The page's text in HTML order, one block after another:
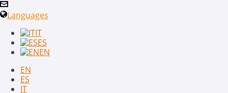
Languages
IT
ES
EN
EN
ES
IT